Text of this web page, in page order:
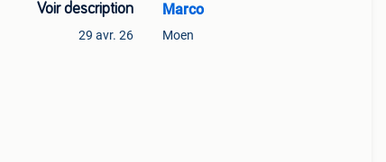
Voir description
29 avr. 26
Marco
Moen